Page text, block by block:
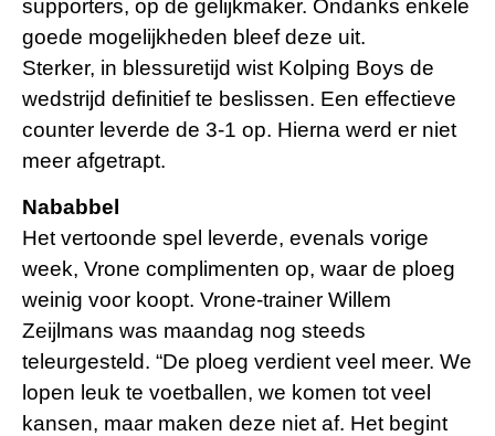
supporters, op de gelijkmaker. Ondanks enkele
goede mogelijkheden bleef deze uit.
Sterker, in blessuretijd wist Kolping Boys de
wedstrijd definitief te beslissen. Een effectieve
counter leverde de 3-1 op. Hierna werd er niet
meer afgetrapt.
Nababbel
Het vertoonde spel leverde, evenals vorige
week, Vrone complimenten op, waar de ploeg
weinig voor koopt. Vrone-trainer Willem
Zeijlmans was maandag nog steeds
teleurgesteld. “De ploeg verdient veel meer. We
lopen leuk te voetballen, we komen tot veel
kansen, maar maken deze niet af. Het begint